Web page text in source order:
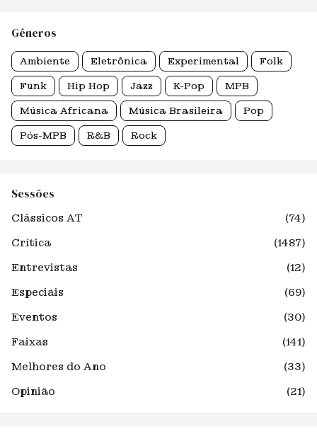
Gêneros
Ambiente Eletrônica Experimental Folk
Funk Hip Hop Jazz K-Pop MPB
Música Africana Música Brasileira Pop
Pós-MPB R&B Rock
Sessões
Clássicos AT
(74)
Crítica
(1487)
Entrevistas
(12)
Especiais
(69)
Eventos
(30)
Faixas
(141)
Melhores do Ano
(33)
Opinião
(21)